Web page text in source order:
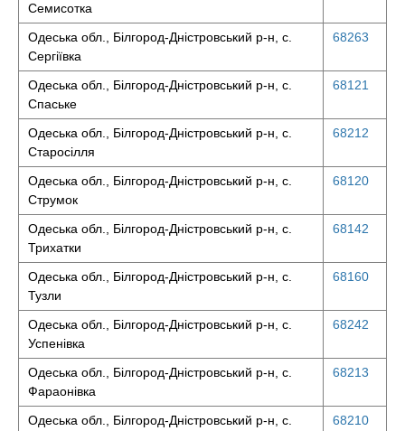
Семисотка
Одеська обл., Білгород-Дністровський р-н, с.
Сергіївка
68263
Одеська обл., Білгород-Дністровський р-н, с.
Спаське
68121
Одеська обл., Білгород-Дністровський р-н, с.
Старосілля
68212
Одеська обл., Білгород-Дністровський р-н, с.
Струмок
68120
Одеська обл., Білгород-Дністровський р-н, с.
Трихатки
68142
Одеська обл., Білгород-Дністровський р-н, с.
Тузли
68160
Одеська обл., Білгород-Дністровський р-н, с.
Успенівка
68242
Одеська обл., Білгород-Дністровський р-н, с.
Фараонівка
68213
Одеська обл., Білгород-Дністровський р-н, с.
68210